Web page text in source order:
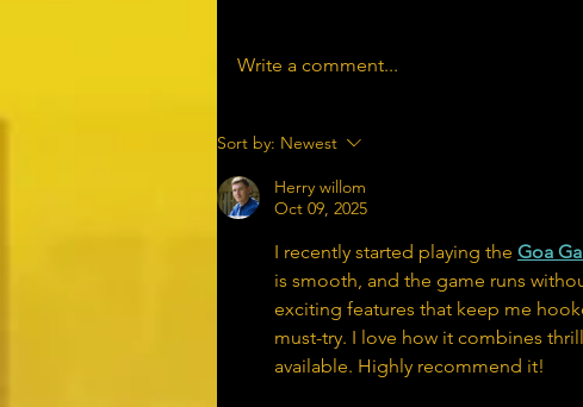
Write a comment...
Sort by: Newest
Herry willom
Oct 09, 2025
I recently started playing the Goa
is smooth, and the game runs
exciting features that keep me
must-try. I love how it combines
available. Highly recommend it!